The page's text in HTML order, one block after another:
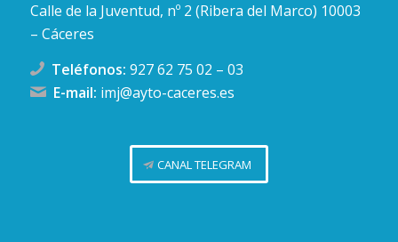
Calle de la Juventud, nº 2 (Ribera del Marco) 10003
– Cáceres
Teléfonos: 927 62 75 02 – 03
E-mail: imj@ayto-caceres.es
CANAL TELEGRAM